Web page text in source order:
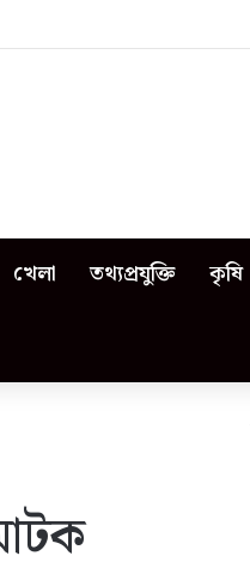
খেলা তথ্যপ্রযুক্তি কৃষি